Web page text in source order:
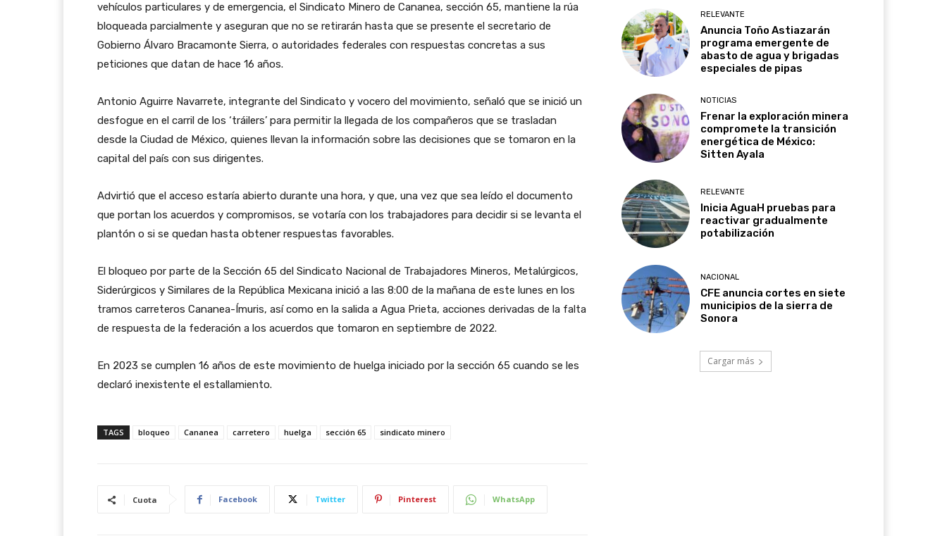
vehículos particulares y de emergencia, el Sindicato Minero de Cananea, sección 65, mantiene la rúa
bloqueada parcialmente y aseguran que no se retirarán hasta que se presente el secretario de
Gobierno Álvaro Bracamonte Sierra, o autoridades federales con respuestas concretas a sus
peticiones que datan de hace 16 años.
Antonio Aguirre Navarrete, integrante del Sindicato y vocero del movimiento, señaló que se inició un
desfogue en el carril de los ‘tráilers’ para permitir la llegada de los compañeros que se trasladan
desde la Ciudad de México, quienes llevan la información sobre las decisiones que se tomaron en la
capital del país con sus dirigentes.
Advirtió que el acceso estaría abierto durante una hora, y que, una vez que sea leído el documento
que portan los acuerdos y compromisos, se votaría con los trabajadores para decidir si se levanta el
plantón o si se quedan hasta obtener respuestas favorables.
El bloqueo por parte de la Sección 65 del Sindicato Nacional de Trabajadores Mineros, Metalúrgicos,
Siderúrgicos y Similares de la República Mexicana inició a las 8:00 de la mañana de este lunes en los
tramos carreteros Cananea-Ímuris, así como en la salida a Agua Prieta, acciones derivadas de la falta
de respuesta de la federación a los acuerdos que tomaron en septiembre de 2022.
En 2023 se cumplen 16 años de este movimiento de huelga iniciado por la sección 65 cuando se les
declaró inexistente el estallamiento.
TAGS bloqueo Cananea carretero huelga sección 65 sindicato minero
Cuota Facebook Twitter Pinterest WhatsApp
RELEVANTE
Anuncia Toño Astiazarán
programa emergente de
abasto de agua y brigadas
especiales de pipas
NOTICIAS
Frenar la exploración minera
compromete la transición
energética de México:
Sitten Ayala
RELEVANTE
Inicia AguaH pruebas para
reactivar gradualmente
potabilización
NACIONAL
CFE anuncia cortes en siete
municipios de la sierra de
Sonora
Cargar más